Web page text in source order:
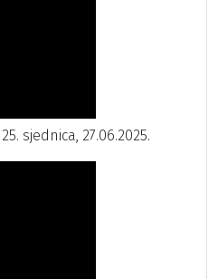
sjednica, 27.06.2025.